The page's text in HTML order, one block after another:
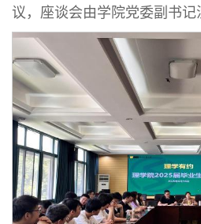
议，座谈会由学院党委副书记